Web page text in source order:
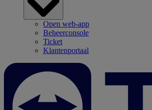
Open web-app
Beheerconsole
Ticket
Klantenportaal